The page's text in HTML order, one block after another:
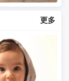
更多